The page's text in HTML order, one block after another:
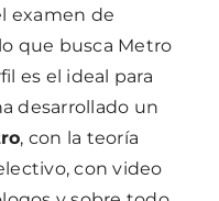
examen de
que busca Metro
es el ideal para
desarrollado un
, con la teoría
con video